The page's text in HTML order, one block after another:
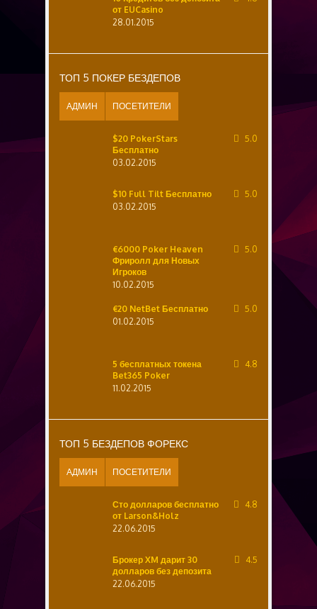
от EUCasino
28.01.2015
ТОП 5 ПОКЕР БЕЗДЕПОВ
АДМИН ПОСЕТИТЕЛИ
$20 PokerStars
Бесплатно
03.02.2015
5.0
$10 Full Tilt Бесплатно
03.02.2015
5.0
€6000 Poker Heaven
Фриролл для Новых
Игроков
10.02.2015
5.0
€20 NetBet Бесплатно
01.02.2015
5.0
5 бесплатных токена
Bet365 Poker
11.02.2015
4.8
ТОП 5 БЕЗДЕПОВ ФОРЕКС
АДМИН ПОСЕТИТЕЛИ
Сто долларов бесплатно
от Larson&Holz
22.06.2015
4.8
Брокер XM дарит 30
долларов без депозита
22.06.2015
4.5